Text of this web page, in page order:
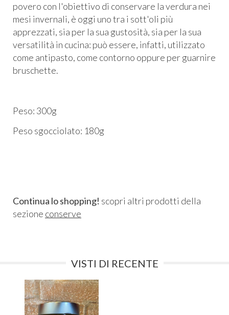
povero con l'obiettivo di conservare la verdura nei
mesi invernali, è oggi uno tra i sott'oli più
apprezzati, sia per la sua gustosità, sia per la sua
versatilità in cucina: può essere, infatti, utilizzato
come antipasto, come contorno oppure per guarnire
bruschette.
Peso: 300g
Peso sgocciolato: 180g
Continua lo shopping! scopri altri prodotti della
sezione conserve
VISTI DI RECENTE